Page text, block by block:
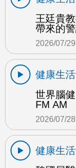
王廷貴
帶來的
2026/07/29
健康生
世界腦
FM AM
2026/07/28
健康生